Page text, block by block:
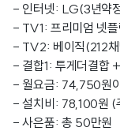
- 인터넷: LG(3년약
- TV1: 프리미엄 넷
- TV2: 베이직(212
- 결합1: 투게더결합
- 월요금: 74,750원
- 설치비: 78,100원 (
- 사은품: 총 50만원